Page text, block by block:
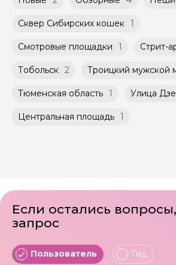
Сквер Сибирских кошек 1
Смотровые площадки 1 Стрит-
Тобольск 2 Троицкий мужской
Тюменская область 1 Улица
Центральная площадь 1
Если остались
запрос
Пользователь Гид